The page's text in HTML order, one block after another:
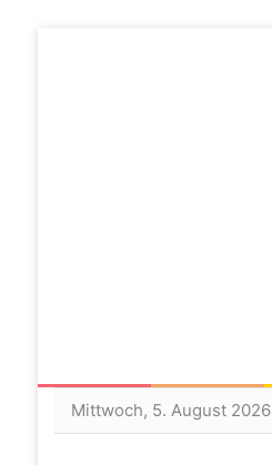
Mittwoch, 5. August 2026